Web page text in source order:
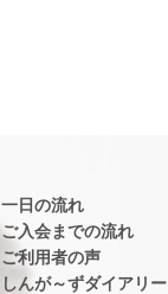
一日の流れ
ご入会までの流れ
ご利用者の声
しんが～ずダイアリー